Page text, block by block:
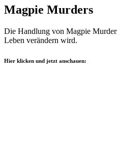
Magpie Murders
Die Handlung von Magpie
Leben verändern wird.
Hier klicken und jetzt anschauen: